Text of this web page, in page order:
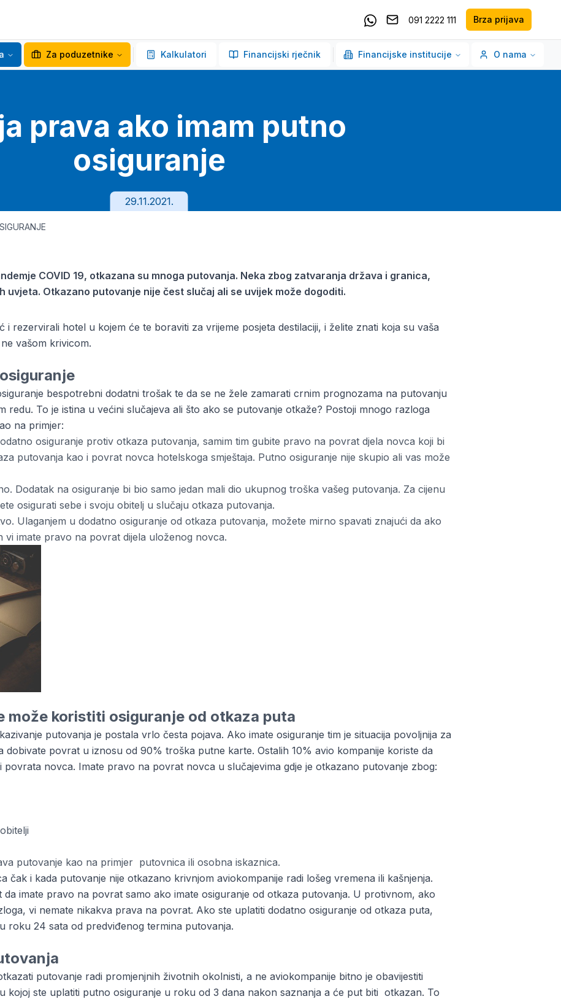
Kontaktirajte nas putem Whatsappa
091 2222 111 Brza prijava
Za poduzetnike Kalkulatori Financijski rječnik Financijske institucije O nama
prava ako imam putno
osiguranje
29.11.2021.
COVID 19, otkazana su mnoga putovanja. Neka zbog zatvaranja država i granica,
uvjeta. Otkazano putovanje nije čest slučaj ali se uvijek može dogoditi.
rezervirali hotel u kojem će te boraviti za vrijeme posjeta destilaciji, i želite znati koja su vaša
vašom krivicom.
bespotrebni dodatni trošak te da se ne žele zamarati crnim prognozama na putovanju
redu. To je istina u većini slučajeva ali što ako se putovanje otkaže? Postoji mnogo razloga
na primjer:
osiguranje protiv otkaza putovanja, samim tim gubite pravo na povrat djela novca koji bi
putovanja kao i povrat novca hotelskoga smještaja. Putno osiguranje nije skupio ali vas može
Dodatak na osiguranje bi bio samo jedan mali dio ukupnog troška vašeg putovanja. Za cijenu
osigurati sebe i svoju obitelj u slučaju otkaza putovanja.
Ulaganjem u dodatno osiguranje od otkaza putovanja, možete mirno spavati znajući da ako
vi imate pravo na povrat dijela uloženog novca.
može koristiti osiguranje od otkaza puta
putovanja je postala vrlo česta pojava. Ako imate osiguranje tim je situacija povoljnija za
dobivate povrat u iznosu od 90% troška putne karte. Ostalih 10% avio kompanije koriste da
novca. Imate pravo na povrat novca u slučajevima gdje je otkazano putovanje zbog:
putovanje kao na primjer putovnica ili osobna iskaznica.
čak i kada putovanje nije otkazano krivnjom aviokompanije radi lošeg vremena ili kašnjenja.
da imate pravo na povrat samo ako imate osiguranje od otkaza putovanja. U protivnom, ako
vi nemate nikakva prava na povrat. Ako ste uplatiti dodatno osiguranje od otkaza puta,
roku 24 sata od predviđenog termina putovanja.
putovanje radi promjenjnih životnih okolnisti, a ne aviokompanije bitno je obavijestiti
kojoj ste uplatiti putno osiguranje u roku od 3 dana nakon saznanja a će put biti otkazan. To